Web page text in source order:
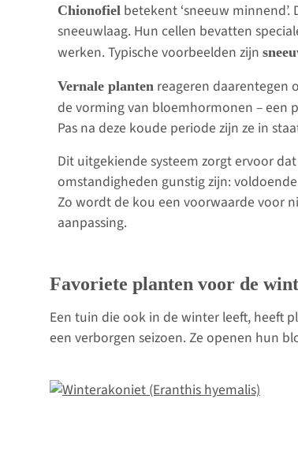
Chionofiel betekent ‘sneeuw
sneeuwlaag. Hun cellen bevatten
werken. Typische voorbeelden zijn
Vernale planten reageren daarentegen
de vorming van bloemhormonen – een
Pas na deze koude periode zijn ze in
Dit uitgekiende systeem zorgt ervoor
omstandigheden gunstig zijn:
Zo wordt de kou een voorwaarde voor
aanpassing.
Favoriete planten voor de
Een tuin die ook in de winter leeft, heeft
een verborgen seizoen. Ze openen hun